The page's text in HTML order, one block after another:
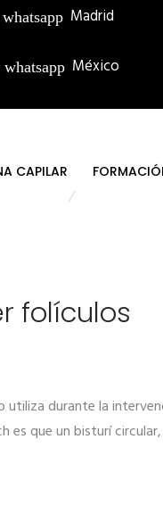
Madrid
México
CAPILAR
folículos
durante la
es que un bisturí